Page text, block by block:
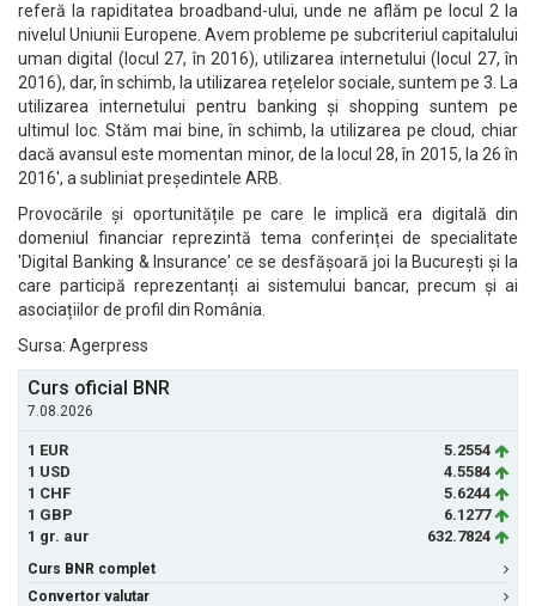
referă la rapiditatea broadband-ului, unde ne aflăm pe locul 2 la
nivelul Uniunii Europene. Avem probleme pe subcriteriul capitalului
uman digital (locul 27, în 2016), utilizarea internetului (locul 27, în
2016), dar, în schimb, la utilizarea rețelelor sociale, suntem pe 3. La
utilizarea internetului pentru banking și shopping suntem pe
ultimul loc. Stăm mai bine, în schimb, la utilizarea pe cloud, chiar
dacă avansul este momentan minor, de la locul 28, în 2015, la 26 în
2016', a subliniat președintele ARB.
Provocările și oportunitățile pe care le implică era digitală din
domeniul financiar reprezintă tema conferinței de specialitate
'Digital Banking & Insurance' ce se desfășoară joi la București și la
care participă reprezentanți ai sistemului bancar, precum și ai
asociațiilor de profil din România.
Sursa: Agerpress
Curs oficial BNR
7.08.2026
1 EUR
5.2554
1 USD
4.5584
1 CHF
5.6244
1 GBP
6.1277
1 gr. aur
632.7824
Curs BNR complet
Convertor valutar